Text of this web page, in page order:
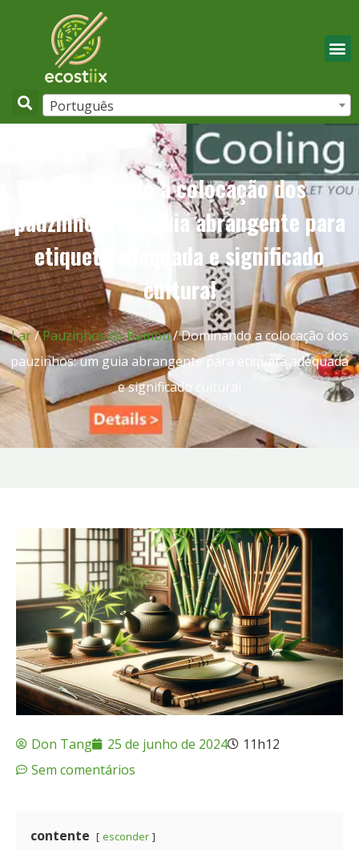
Português
Dominando a colocação dos
pauzinhos: um guia abrangente para
etiqueta adequada e significado
cultural
Lar/Pauzinhos de Bambu/ Dominando a colocação dos
pauzinhos: um guia abrangente para etiqueta adequada
e significado cultural
Don Tang 25 de junho de 2024
11h12
Sem comentários
contente esconder